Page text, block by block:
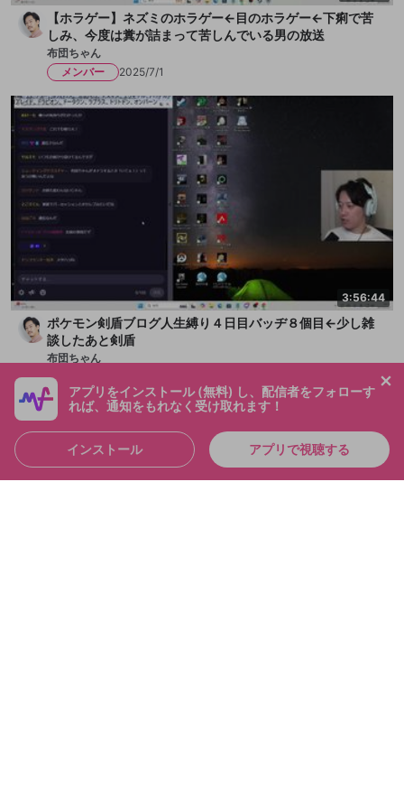
【ホラゲー】ネズミのホラゲー←目のホラゲー←下痢で苦
しみ、今度は糞が詰まって苦しんでいる男の放送
布団ちゃん
メンバー
2025/7/1
3:56:44
ポケモン剣盾ブログ人生縛り４日目バッヂ８個目←少し雑
談したあと剣盾
布団ちゃん
アプリをインストール (無料) し、配信者をフォローす
れば、通知をもれなく受け取れます！
インストール アプリで視聴する